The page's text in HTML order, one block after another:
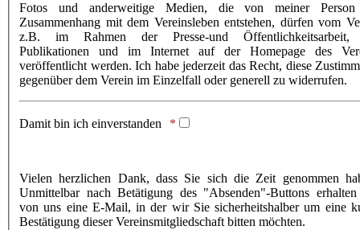
Fotos und anderweitige Medien, die von meiner
Zusammenhang mit dem Vereinsleben entstehen, dürfen vom
z.B. im Rahmen der Presse-und
Publikationen und im Internet auf der Homepage des
veröffentlicht werden. Ich habe jederzeit das Recht, diese
gegenüber dem Verein im Einzelfall oder generell zu widerrufen.
Damit bin ich einverstanden
Vielen herzlichen Dank, dass Sie sich die Zeit genommen
Unmittelbar nach Betätigung des "Absenden"-Buttons
von uns eine E-Mail, in der wir Sie sicherheitshalber um eine
Bestätigung dieser Vereinsmitgliedschaft bitten möchten.